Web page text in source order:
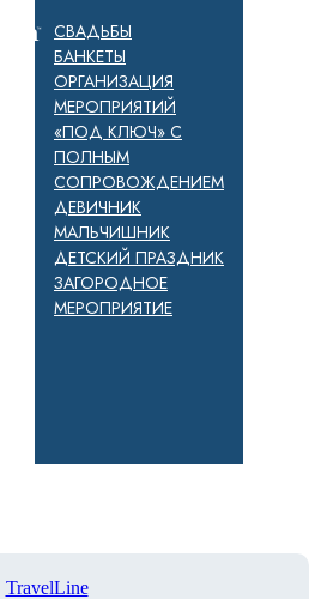
СВАДЬБЫ
БАНКЕТЫ
ОРГАНИЗАЦИЯ
МЕРОПРИЯТИЙ
«ПОД КЛЮЧ» С
ПОЛНЫМ
СОПРОВОЖДЕНИЕМ
ДЕВИЧНИК
МАЛЬЧИШНИК
ДЕТСКИЙ ПРАЗДНИК
ЗАГОРОДНОЕ
МЕРОПРИЯТИЕ
TravelLine